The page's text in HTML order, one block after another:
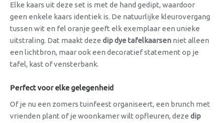
Elke kaars uit deze set is met de hand gedipt, waardoor
geen enkele kaars identiek is. De natuurlijke kleurovergang
tussen wit en fel oranje geeft elk exemplaar een unieke
uitstraling. Dat maakt deze dip dye tafelkaarsen niet alleen
een lichtbron, maar ook een decoratief statement op je
tafel, kast of vensterbank.
Perfect voor elke gelegenheid
Of je nu een zomers tuinfeest organiseert, een brunch met
vrienden plant of je woonkamer wilt opfleuren, deze dip